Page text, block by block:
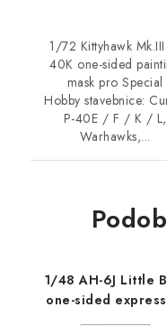
1/72 Kittyhawk
40K one-sided
mask pro Special
Hobby stavebnice:
P-40E / F / K / L,
Warhawks,...
1/48 AH-6J Little
one-sided